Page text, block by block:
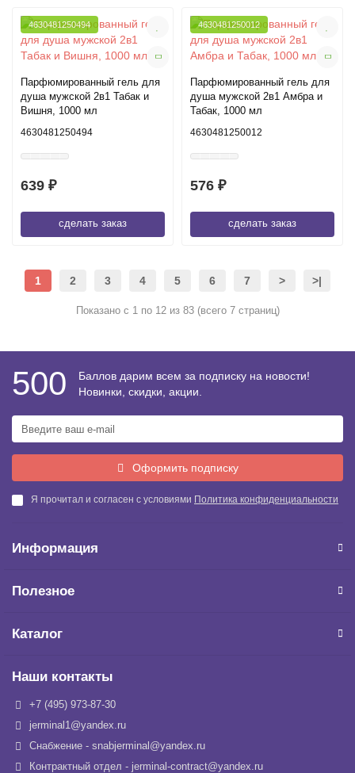
4630481250494
Парфюмированный гель для
душа мужской 2в1 Табак и
Вишня, 1000 мл
4630481250494
639 ₽
сделать заказ
4630481250012
Парфюмированный гель для
душа мужской 2в1 Амбра и
Табак, 1000 мл
4630481250012
576 ₽
сделать заказ
1 2 3 4 5 6 7 > >|
Показано с 1 по 12 из 83 (всего 7 страниц)
500
Баллов дарим всем за подписку на новости!
Новинки, скидки, акции.
Оформить подписку
Я прочитал и согласен с условиями Политика конфиденциальности
Информация
Полезное
Каталог
Наши контакты
+7 (495) 973-87-30
jerminal1@yandex.ru
Снабжение - snabjerminal@yandex.ru
Контрактный отдел - jerminal-contract@yandex.ru